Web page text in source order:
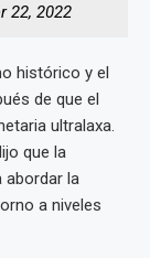
22, 2022
histórico y el
de que el
ultralaxa.
que la
abordar la
a niveles